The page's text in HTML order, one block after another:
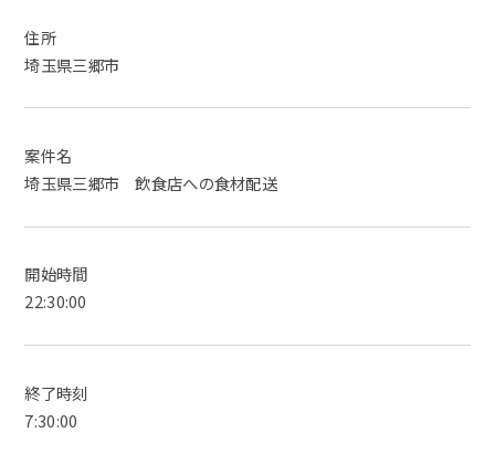
住所
埼玉県三郷市
案件名
埼玉県三郷市 飲食店への食材配送
開始時間
22:30:00
終了時刻
7:30:00